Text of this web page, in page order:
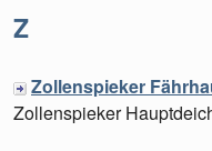
Z
Zollenspieker
Zollenspieker